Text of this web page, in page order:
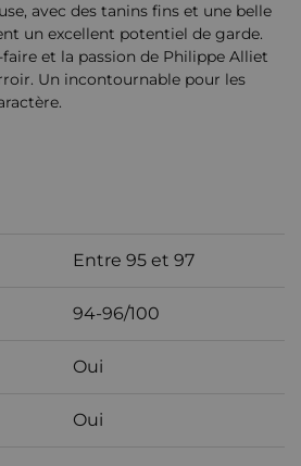
avec des tanins fins et une belle
un excellent potentiel de garde.
et la passion de Philippe Alliet
Un incontournable pour les
Entre 95 et 97
94-96/100
Oui
Oui